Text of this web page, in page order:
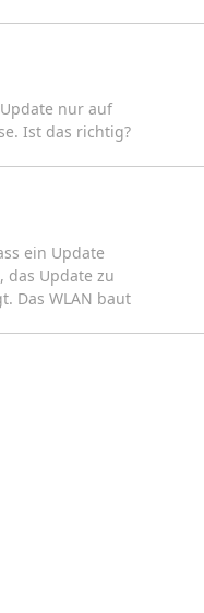
nur auf
Ist das richtig?
ein Update
das Update zu
Das WLAN baut